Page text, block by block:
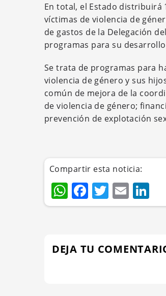
En total, el Estado
víctimas de violencia de
de gastos de la Delegación
programas para su
Se trata de programas para
violencia de género y sus
común de mejora de la
de violencia de género;
prevención de explotación
Compartir esta noticia:
WhatsApp
Facebook
Twitter
Email
DEJA TU